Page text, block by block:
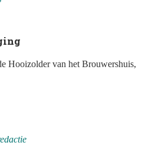
Hooizolder van het Brouwershuis,